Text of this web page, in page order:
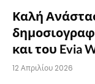
Καλή
και του Evia
12 Απριλίου 2026